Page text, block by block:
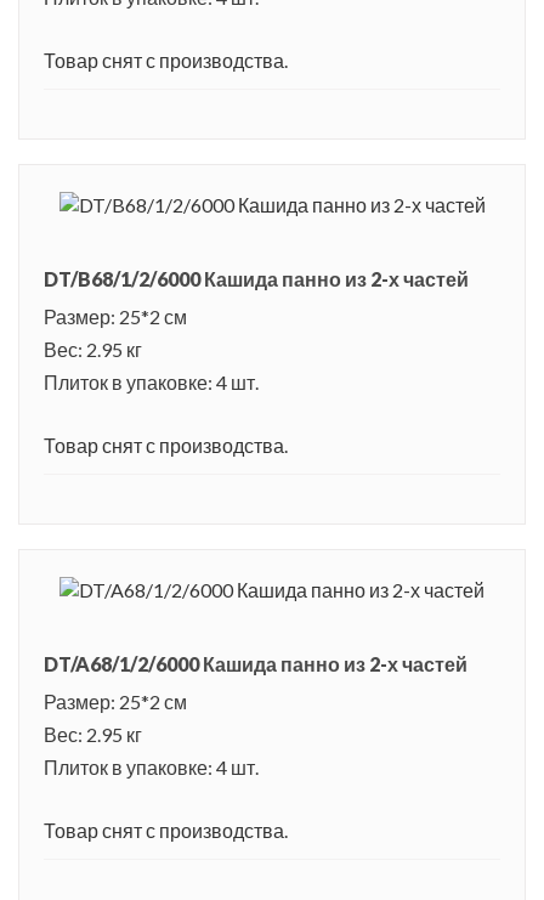
Товар снят с производства.
DT/B68/1/2/6000 Кашида панно из 2-х частей
Размер: 25*2 см
Вес: 2.95 кг
Плиток в упаковке: 4 шт.
Товар снят с производства.
DT/A68/1/2/6000 Кашида панно из 2-х частей
Размер: 25*2 см
Вес: 2.95 кг
Плиток в упаковке: 4 шт.
Товар снят с производства.